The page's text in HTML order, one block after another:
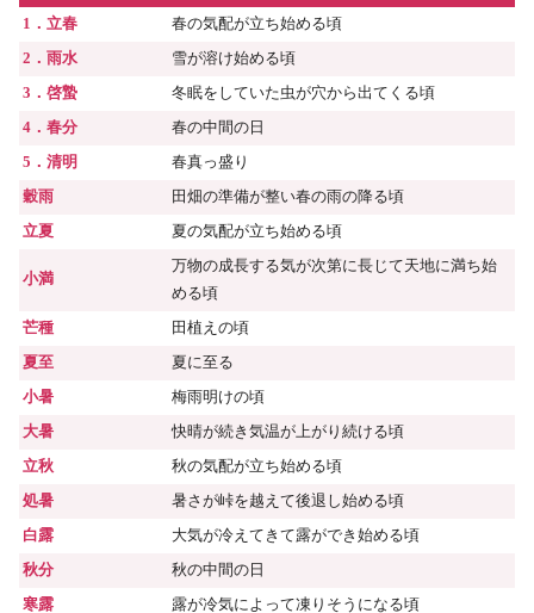
1．立春 春の気配が立ち始める頃
2．雨水 雪が溶け始める頃
3．啓蟄 冬眠をしていた虫が穴から出てくる頃
4．春分 春の中間の日
5．清明 春真っ盛り
穀雨 田畑の準備が整い春の雨の降る頃
立夏 夏の気配が立ち始める頃
小満
万物の成長する気が次第に長じて天地に満ち始
める頃
芒種 田植えの頃
夏至 夏に至る
小暑 梅雨明けの頃
大暑 快晴が続き気温が上がり続ける頃
立秋 秋の気配が立ち始める頃
処暑 暑さが峠を越えて後退し始める頃
白露 大気が冷えてきて露ができ始める頃
秋分 秋の中間の日
寒露 露が冷気によって凍りそうになる頃